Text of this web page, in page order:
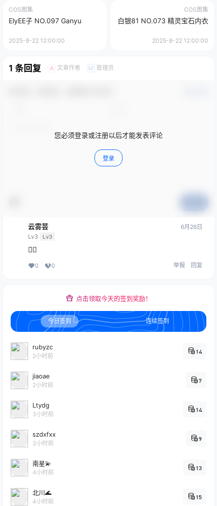
COS图集
ElyEE子 NO.097 Ganyu
2025-8-22 12:00:00
COS图集
白银81 NO.073 精灵宝石内衣
2025-8-22 12:00:00
1 条回复 A 文章作者 M 管理员
您必须登录或注册以后才能发表评论
登录
云雾芸
Lv3 Lv3
6月26日
👍🏻
0 0 举报 回复
点击领取今天的签到奖励！
今日签到 连续签到
rubyzc
2小时前
14
jiaoae
2小时前
7
Ltydg
3小时前
14
szdxfxx
3小时前
9
南星💫
4小时前
13
北川🌊
4小时前
15